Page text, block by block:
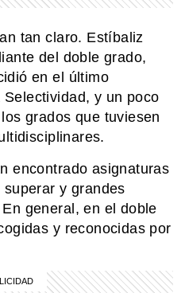
tan claro. Estíbaliz
del doble grado,
en el último
y un poco
grados que tuviesen
encontrado asignaturas
y grandes
general, en el doble
y reconocidas por